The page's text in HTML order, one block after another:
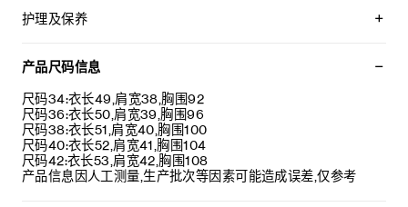
衬里：51%莫代尔纤维，49%粘纤
圆领
编织滚边细节
4枚镌刻CELINE PARIS字样的半球形纽扣
口袋饰1枚镌刻CELINE PARIS字样的半球形纽扣
袖口饰4枚镌刻CELINE PARIS字样的半球形纽扣
意大利制造
编号：2V34T593V.38NO
护理及保养
仅使用不含漂白剂的洗衣产品。
最高熨烫温度：110°C / 230°F
不可使用蒸汽。
本品可用芳香化合物进行轻柔干洗。
不可用水进行专业清洗。
产品尺码信息
尺码34:衣长49,肩宽38,胸围92
尺码36:衣长50,肩宽39,胸围96
尺码38:衣长51,肩宽40,胸围100
尺码40:衣长52,肩宽41,胸围104
尺码42:衣长53,肩宽42,胸围108
产品信息因人工测量,生产批次等因素可能造成误差,仅参考